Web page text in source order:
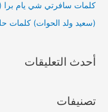
كلمات سافرتي شي يام برا
(سعيد ولد الحوات) كلمات
أحدث التعليقات
تصنيفات